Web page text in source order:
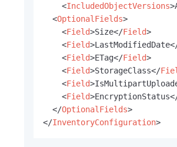
<IncludedObjectVersions>
<OptionalFields>
<Field>Size</Field>
<Field>LastModifiedDate
<Field>ETag</Field>
<Field>StorageClass</
<Field>
<Field>EncryptionStatus
</OptionalFields>
</InventoryConfiguration>